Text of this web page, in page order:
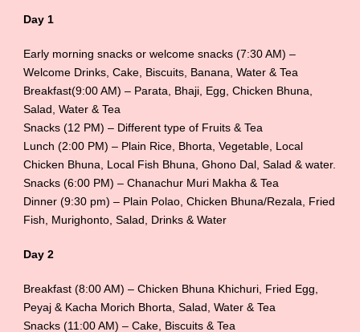
Day 1
Early morning snacks or welcome snacks (7:30 AM) –
Welcome Drinks, Cake, Biscuits, Banana, Water & Tea
Breakfast(9:00 AM) – Parata, Bhaji, Egg, Chicken Bhuna,
Salad, Water & Tea
Snacks (12 PM) – Different type of Fruits & Tea
Lunch (2:00 PM) – Plain Rice, Bhorta, Vegetable, Local
Chicken Bhuna, Local Fish Bhuna, Ghono Dal, Salad & water.
Snacks (6:00 PM) – Chanachur Muri Makha & Tea
Dinner (9:30 pm) – Plain Polao, Chicken Bhuna/Rezala, Fried
Fish, Murighonto, Salad, Drinks & Water
Day 2
Breakfast (8:00 AM) – Chicken Bhuna Khichuri, Fried Egg,
Peyaj & Kacha Morich Bhorta, Salad, Water & Tea
Snacks (11:00 AM) – Cake, Biscuits & Tea